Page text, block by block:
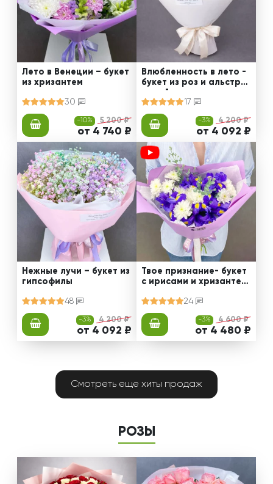
Лето в Венеции – букет
из хризантем
30
-10% 5 200 ₽
от 4 740 ₽
Влюбленность в лето -
букет из роз и альстро
мерий
17
-3% 4 200 ₽
от 4 092 ₽
Нежные лучи – букет из
гипсофилы
48
-3% 4 200 ₽
от 4 092 ₽
Твое признание- букет
с ирисами и хризантем
24
-3% 4 600 ₽
от 4 480 ₽
Смотреть еще хиты продаж
РОЗЫ